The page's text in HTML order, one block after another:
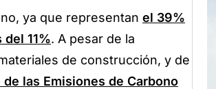
ya que representan el 39%
11%. A pesar de la
de construcción, y de
las Emisiones de Carbono